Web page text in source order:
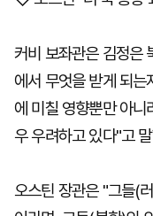
커비 보좌관은 김정은
에서 무엇을 받게 되는
에 미칠 영향뿐만 아니
우 우려하고 있다"고
오스틴 장관은 "그들(